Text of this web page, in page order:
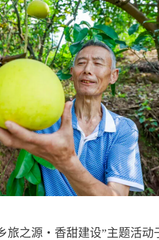
旅之源・香甜建设”主题活